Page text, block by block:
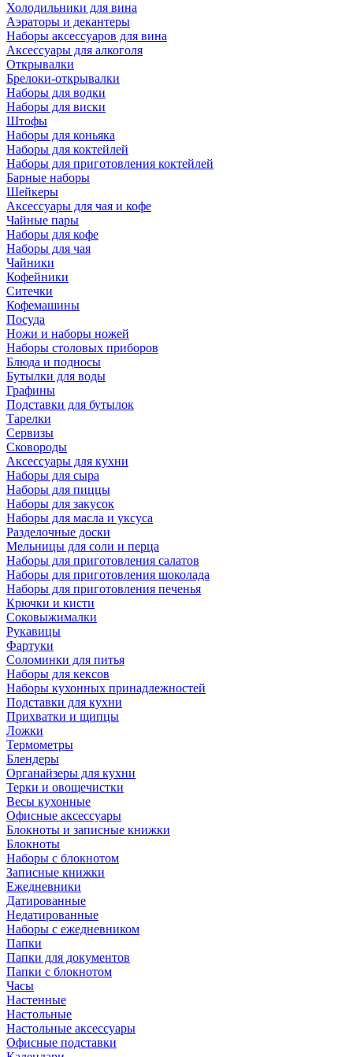
Холодильники для вина
Аэраторы и декантеры
Наборы аксессуаров для вина
Аксессуары для алкоголя
Открывалки
Брелоки-открывалки
Наборы для водки
Наборы для виски
Штофы
Наборы для коньяка
Наборы для коктейлей
Наборы для приготовления коктейлей
Барные наборы
Шейкеры
Аксессуары для чая и кофе
Чайные пары
Наборы для кофе
Наборы для чая
Чайники
Кофейники
Ситечки
Кофемашины
Посуда
Ножи и наборы ножей
Наборы столовых приборов
Блюда и подносы
Бутылки для воды
Графины
Подставки для бутылок
Тарелки
Сервизы
Сковороды
Аксессуары для кухни
Наборы для сыра
Наборы для пиццы
Наборы для закусок
Наборы для масла и уксуса
Разделочные доски
Мельницы для соли и перца
Наборы для приготовления салатов
Наборы для приготовления шоколада
Наборы для приготовления печенья
Крючки и кисти
Соковыжималки
Рукавицы
Фартуки
Соломинки для питья
Наборы для кексов
Наборы кухонных принадлежностей
Подставки для кухни
Прихватки и щипцы
Ложки
Термометры
Блендеры
Органайзеры для кухни
Терки и овощечистки
Весы кухонные
Офисные аксессуары
Блокноты и записные книжки
Блокноты
Наборы с блокнотом
Записные книжки
Ежедневники
Датированные
Недатированные
Наборы с ежедневником
Папки
Папки для документов
Папки с блокнотом
Часы
Настенные
Настольные
Настольные аксессуары
Офисные подставки